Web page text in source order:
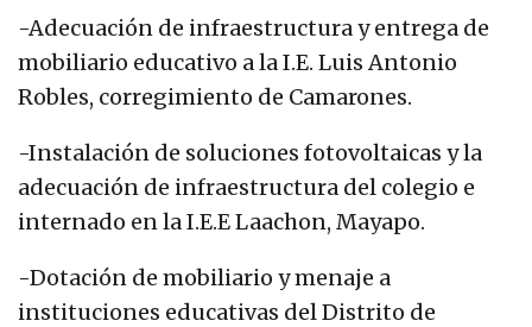
-Adecuación de infraestructura y entrega de
mobiliario educativo a la I.E. Luis Antonio
Robles, corregimiento de Camarones.
-Instalación de soluciones fotovoltaicas y la
adecuación de infraestructura del colegio e
internado en la I.E.E Laachon, Mayapo.
-Dotación de mobiliario y menaje a
instituciones educativas del Distrito de